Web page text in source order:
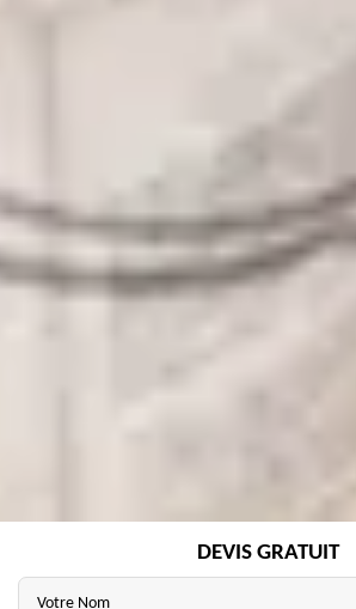
DEVIS GRATUIT